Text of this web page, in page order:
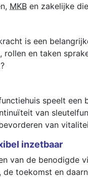
MKB en zakelijke
is een
rollen en taken
speelt
van
van
inzetbaar
van de benodigde
toekomst en